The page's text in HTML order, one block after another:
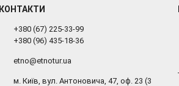
КОНТАКТИ
+380 (67) 225-33-99
+380 (96) 435-18-36
etno@etnotur.ua
м. Київ, вул. Антоновича, 47, оф. 23 (3